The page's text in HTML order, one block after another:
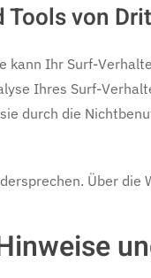
Tools von
kann Ihr Surf-
Ihres Surf-
durch die
Über